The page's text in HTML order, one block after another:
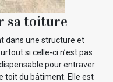
sa toiture
dans une structure et
si celle-ci n’est pas
pour entraver
toit du bâtiment. Elle est